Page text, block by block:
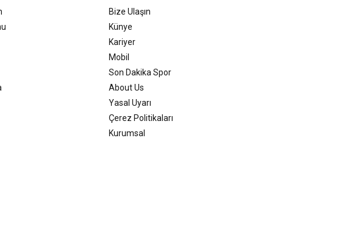
Bize Ulaşın
Künye
Kariyer
Mobil
Son Dakika Spor
About Us
Yasal Uyarı
Çerez Politikaları
Kurumsal